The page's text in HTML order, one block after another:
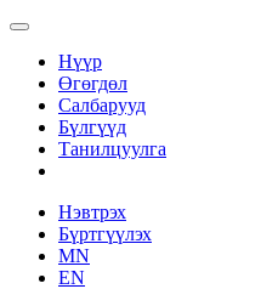
Нүүр
Өгөгдөл
Салбарууд
Бүлгүүд
Танилцуулга
Нэвтрэх
Бүртгүүлэх
MN
EN